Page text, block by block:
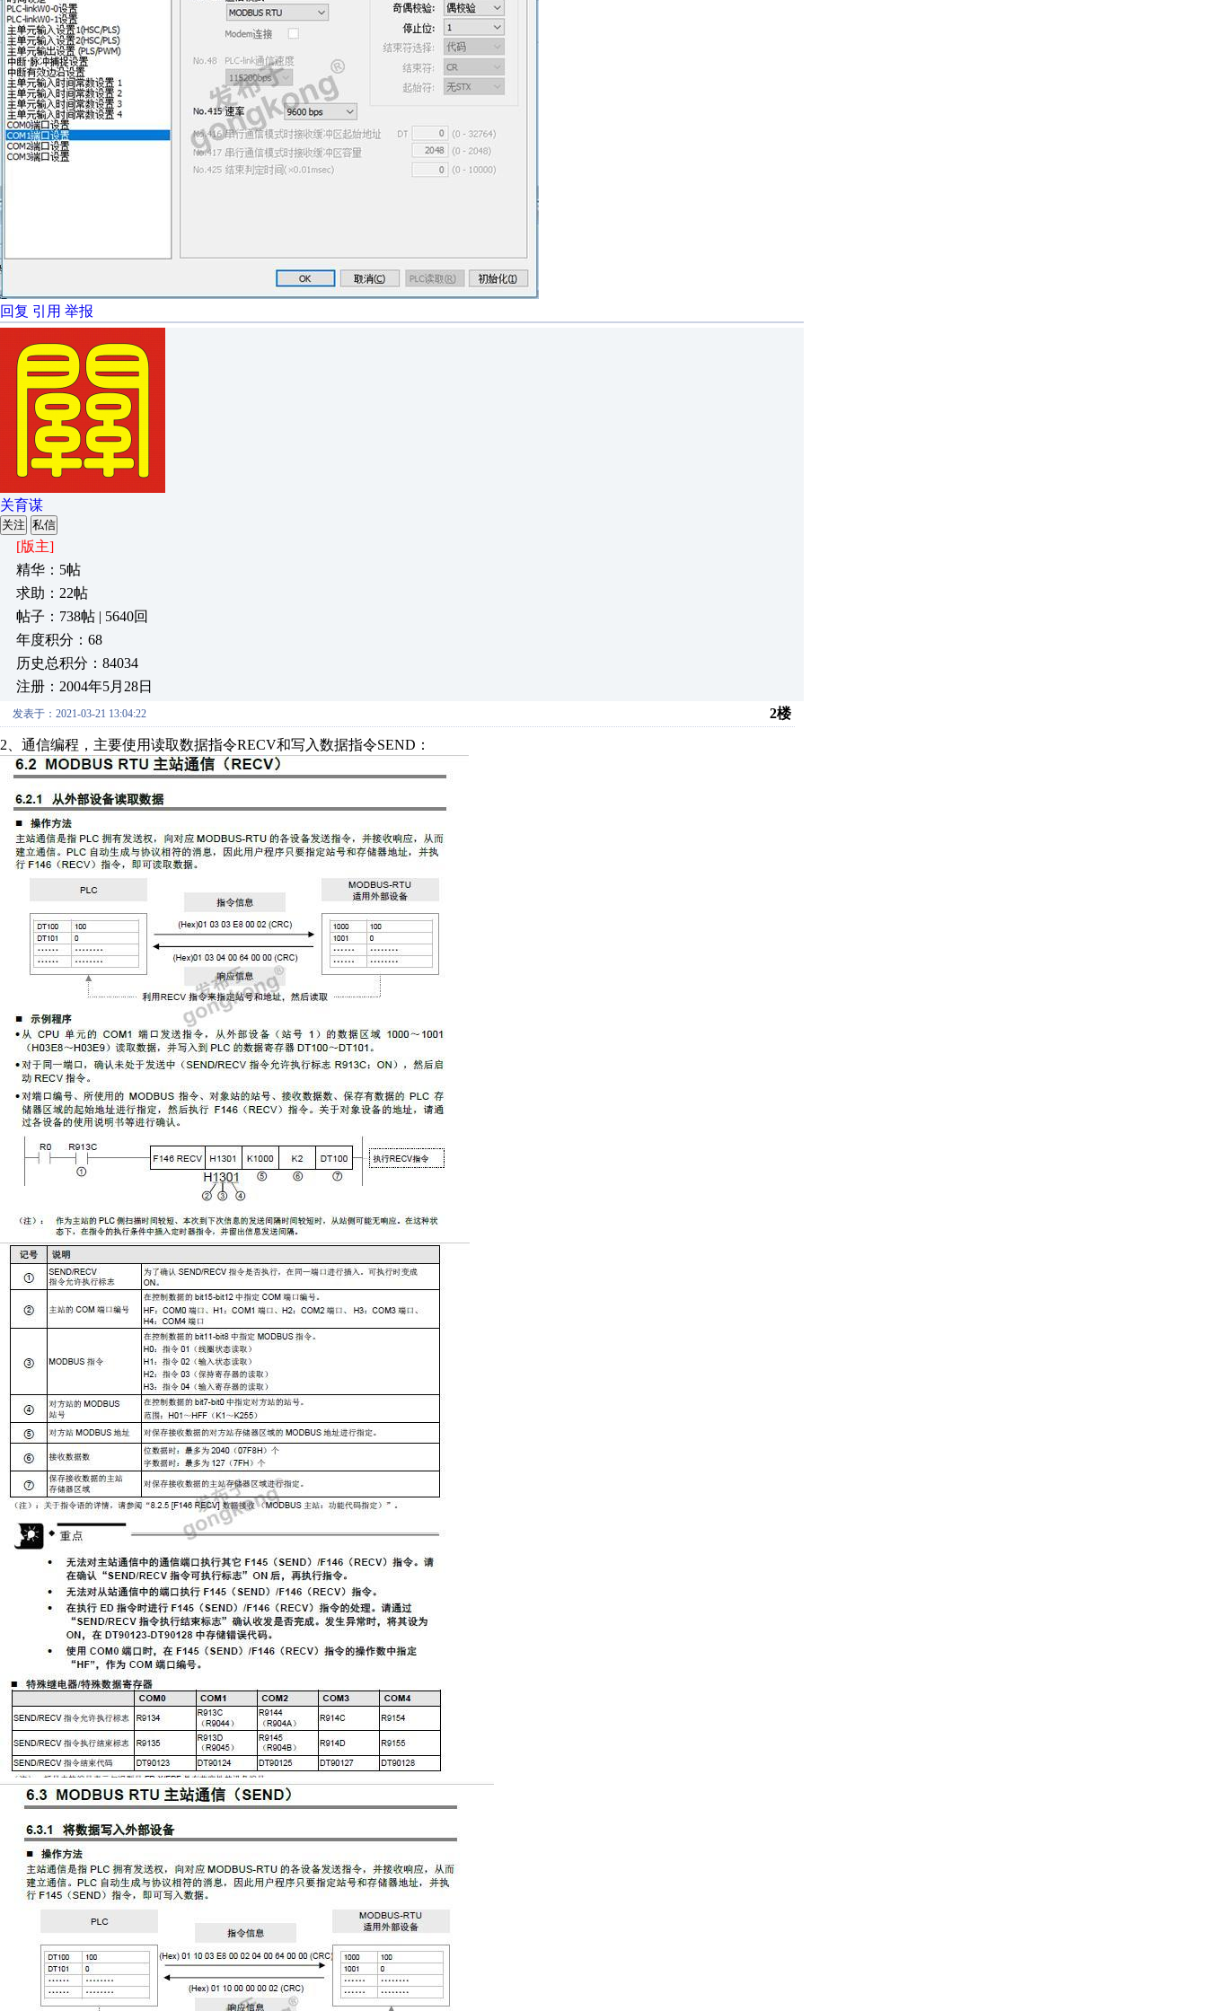
回复 引用 举报
关育谋
关注 私信
[版主]
精华：5帖
求助：22帖
帖子：738帖 | 5640回
年度积分：68
历史总积分：84034
注册：2004年5月28日
发表于：2021-03-21 13:04:22 2楼
2、通信编程，主要使用读取数据指令RECV和写入数据指令SEND：